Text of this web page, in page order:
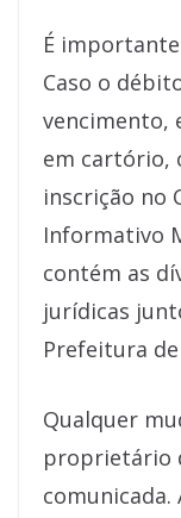
É
Caso o
vencimento,
em cartório,
inscrição no
Informativo
contém as
jurídicas
Prefeitura de
Qualquer
proprietário
comunicada.